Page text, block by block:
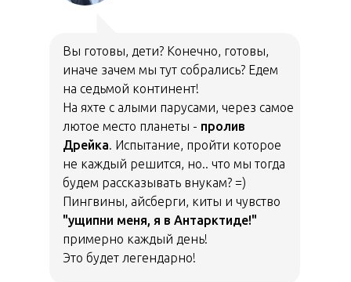
Вы готовы, дети? Конечно, готовы,
иначе зачем мы тут собрались? Едем
на седьмой континент!
На яхте с алыми парусами, через самое
лютое место планеты - пролив
Дрейка. Испытание, пройти которое
не каждый решится, но.. что мы тогда
будем рассказывать внукам? =)
Пингвины, айсберги, киты и чувство
"ущипни меня, я в Антарктиде!"
примерно каждый день!
Это будет легендарно!